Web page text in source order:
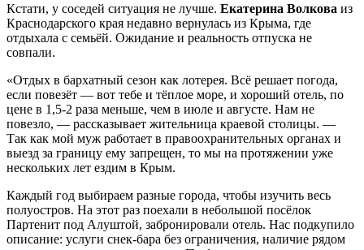
Кстати, у соседей ситуация не лучше. Екатерина Волкова из
Краснодарского края недавно вернулась из Крыма, где
отдыхала с семьёй. Ожидание и реальность отпуска не
совпали.
«Отдых в бархатный сезон как лотерея. Всё решает погода,
если повезёт — вот тебе и тёплое море, и хороший отель, по
цене в 1,5-2 раза меньше, чем в июле и августе. Нам не
повезло, — рассказывает жительница краевой столицы. —
Так как мой муж работает в правоохранительных органах и
выезд за границу ему запрещен, то мы на протяжении уже
нескольких лет ездим в Крым.
Каждый год выбираем разные города, чтобы изучить весь
полуостров. На этот раз поехали в небольшой посёлок
Партенит под Алуштой, забронировали отель. Нас подкупило
описание: услуги снек-бара без ограничения, наличие рядом